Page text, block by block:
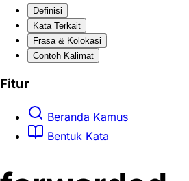
Definisi
Kata Terkait
Frasa & Kolokasi
Contoh Kalimat
Fitur
Beranda Kamus
Bentuk Kata